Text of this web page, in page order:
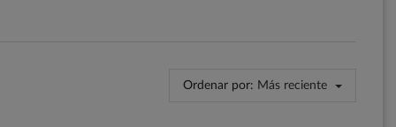
Ordenar por: Más reciente